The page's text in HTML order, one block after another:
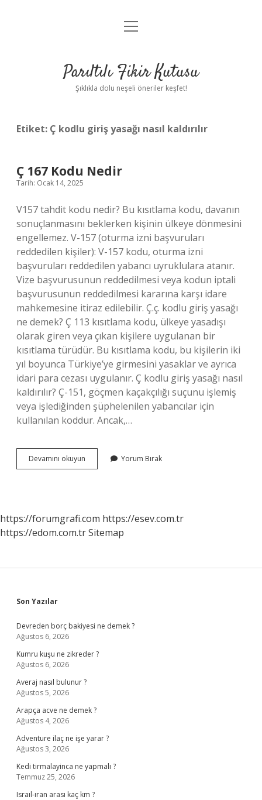
Anasayfa
Yasal Uyarı
menüyü
Parıltılı Fikir Kutusu
Şıklıkla dolu neşeli öneriler keşfet!
Etiket: Ç kodlu giriş yasağı nasıl kaldırılır
Ç 167 Kodu Nedir
Tarih: Ocak 14, 2025
V157 tahdit kodu nedir? Bu kısıtlama kodu, davanın
sonuçlanmasını beklerken kişinin ülkeye dönmesini
engellemez. V-157 (oturma izni başvuruları
reddedilen kişiler): V-157 kodu, oturma izni
başvuruları reddedilen yabancı uyruklulara atanır.
Vize başvurusunun reddedilmesi veya kodun iptali
başvurusunun reddedilmesi kararına karşı idare
mahkemesine itiraz edilebilir. Ç.ç. kodlu giriş yasağı
ne demek? Ç 113 kısıtlama kodu, ülkeye yasadışı
olarak giren veya çıkan kişilere uygulanan bir
kısıtlama türüdür. Bu kısıtlama kodu, bu kişilerin iki
yıl boyunca Türkiye’ye girmesini yasaklar ve ayrıca
idari para cezası uygulanır. Ç kodlu giriş yasağı nasıl
kaldırılır? Ç-151, göçmen kaçakçılığı suçunu işlemiş
veya işlediğinden şüphelenilen yabancılar için
kullanılan koddur. Ancak,…
Devamını okuyun
167
Yorum Bırak
https://forumgrafi.com https://esev.com.tr
https://edom.com.trSitemap
Sidebar
Son Yazılar
Devreden borç bakiyesi ne demek ?
Ağustos 6, 2026
Kumru kuşu ne zikreder ?
Ağustos 6, 2026
Averaj nasıl bulunur ?
Ağustos 5, 2026
Arapça acve ne demek ?
Ağustos 4, 2026
Adventure ilaç ne işe yarar ?
Ağustos 3, 2026
Kedi tirmalayinca ne yapmalı ?
Temmuz 25, 2026
Israıl-ıran arası kaç km ?